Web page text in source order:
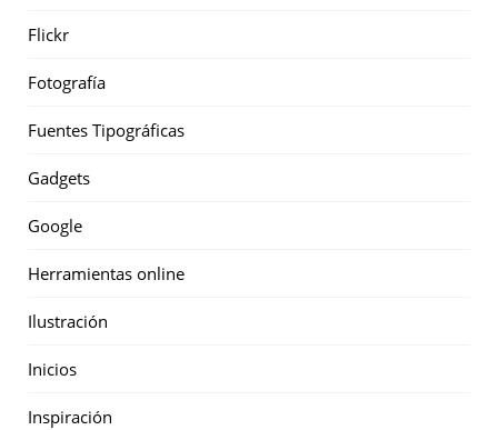
Flickr
Fotografía
Fuentes Tipográficas
Gadgets
Google
Herramientas online
Ilustración
Inicios
Inspiración